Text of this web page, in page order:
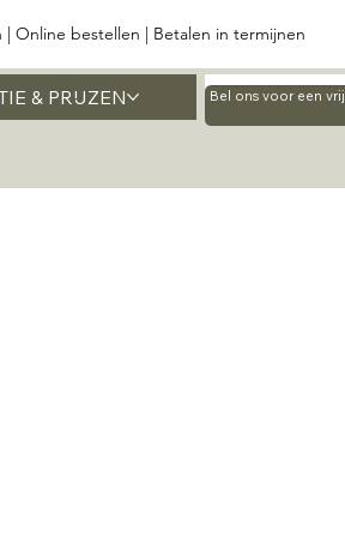
Online bestellen | Betalen in termijnen
& PRIJZEN Home
Bel ons voor een